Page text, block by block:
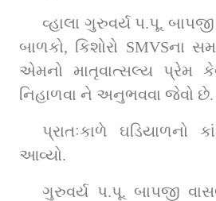
વ્હાલા ગુરુવર્ય પ.પૂ.
બાળકો, કિશોરો SMVSના
એમનો માતૃવાત્સલ્ય પ્રેમ
નિહાળવા ને અનુભવવા જેવો છે.
પ્રાતઃકાળે ઘડિયાળનો
આવ્યો.
ગુરુવર્ય પ.પૂ. બાપજી